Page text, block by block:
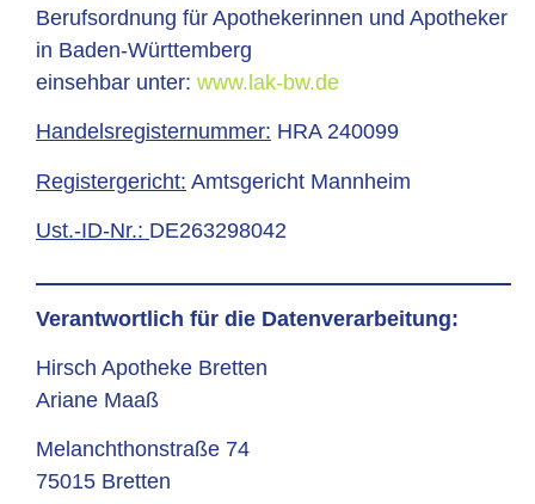
Berufsordnung für Apothekerinnen und Apotheker
in Baden-Württemberg
einsehbar unter: www.lak-bw.de
Handelsregisternummer: HRA 240099
Registergericht: Amtsgericht Mannheim
Ust.-ID-Nr.: DE263298042
Verantwortlich für die Datenverarbeitung:
Hirsch Apotheke Bretten
Ariane Maaß
Melanchthonstraße 74
75015 Bretten